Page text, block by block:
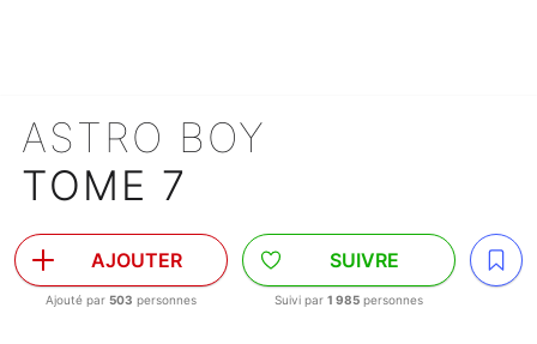
ASTRO BOY
TOME 7
AJOUTER
Ajouté par 503 personnes
SUIVRE
Suivi par 1 985 personnes